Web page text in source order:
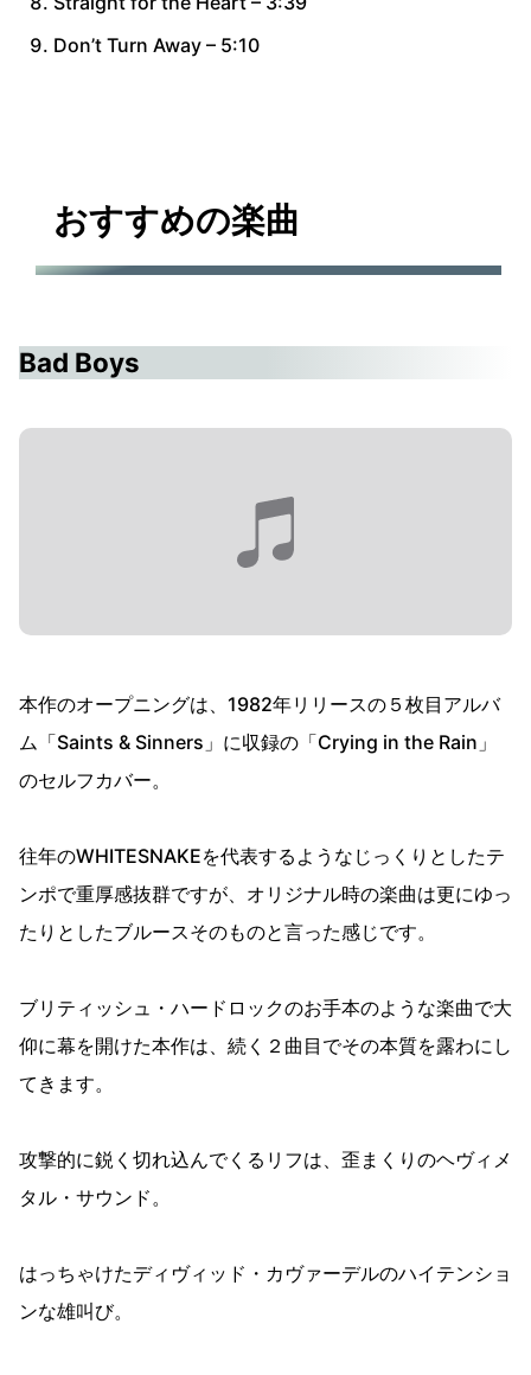
Don’t Turn Away – 5:10
おすすめの楽曲
Bad Boys
本作のオープニングは、1982年リリースの５枚目アルバ
ム「Saints & Sinners」に収録の「Crying in the Rain」
のセルフカバー。
往年のWHITESNAKEを代表するようなじっくりとしたテ
ンポで重厚感抜群ですが、オリジナル時の楽曲は更にゆっ
たりとしたブルースそのものと言った感じです。
ブリティッシュ・ハードロックのお手本のような楽曲で大
仰に幕を開けた本作は、続く２曲目でその本質を露わにし
てきます。
攻撃的に鋭く切れ込んでくるリフは、歪まくりのヘヴィメ
タル・サウンド。
はっちゃけたディヴィッド・カヴァーデルのハイテンショ
ンな雄叫び。